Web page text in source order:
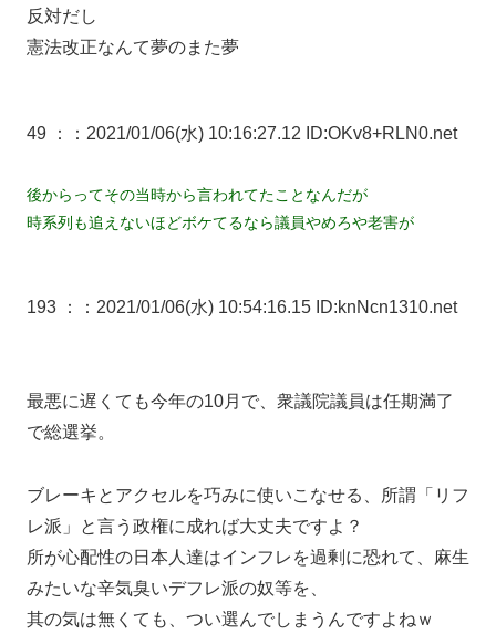
反対だし
憲法改正なんて夢のまた夢
49 ： ：2021/01/06(水) 10:16:27.12 ID:OKv8+RLN0.net
後からってその当時から言われてたことなんだが
時系列も追えないほどボケてるなら議員やめろや老害が
193 ： ：2021/01/06(水) 10:54:16.15 ID:knNcn1310.net
最悪に遅くても今年の10月で、衆議院議員は任期満了
で総選挙。
ブレーキとアクセルを巧みに使いこなせる、所謂「リフ
レ派」と言う政権に成れば大丈夫ですよ？
所が心配性の日本人達はインフレを過剰に恐れて、麻生
みたいな辛気臭いデフレ派の奴等を、
其の気は無くても、つい選んでしまうんですよねｗ